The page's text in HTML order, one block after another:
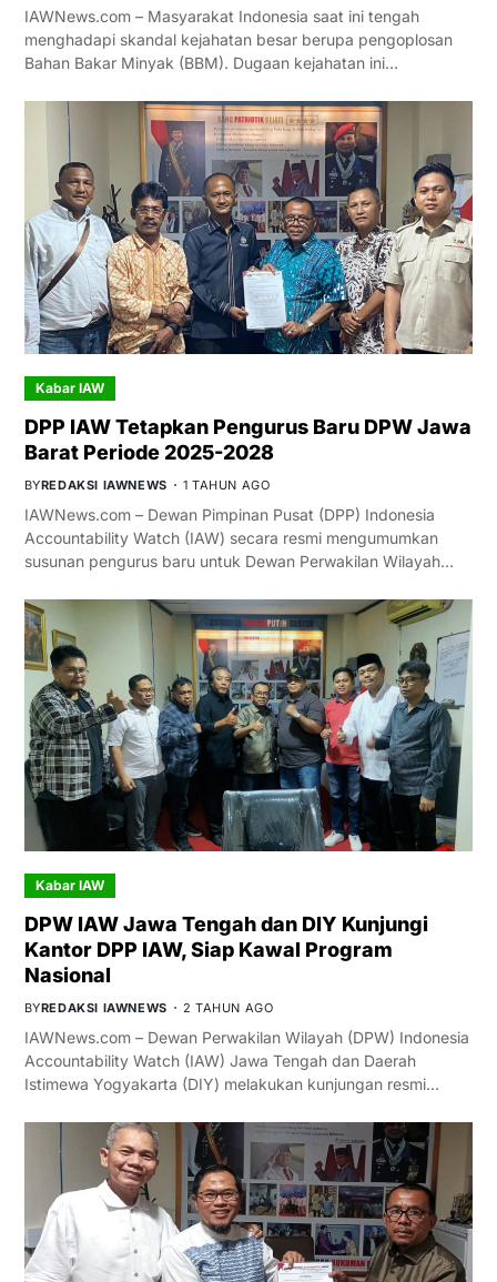
IAWNews.com – Masyarakat Indonesia saat ini tengah
menghadapi skandal kejahatan besar berupa pengoplosan
Bahan Bakar Minyak (BBM). Dugaan kejahatan ini…
Kabar IAW
DPP IAW Tetapkan Pengurus Baru DPW Jawa
Barat Periode 2025-2028
BYREDAKSI IAWNEWS 1 TAHUN AGO
IAWNews.com – Dewan Pimpinan Pusat (DPP) Indonesia
Accountability Watch (IAW) secara resmi mengumumkan
susunan pengurus baru untuk Dewan Perwakilan Wilayah…
Kabar IAW
DPW IAW Jawa Tengah dan DIY Kunjungi
Kantor DPP IAW, Siap Kawal Program
Nasional
BYREDAKSI IAWNEWS 2 TAHUN AGO
IAWNews.com – Dewan Perwakilan Wilayah (DPW) Indonesia
Accountability Watch (IAW) Jawa Tengah dan Daerah
Istimewa Yogyakarta (DIY) melakukan kunjungan resmi…